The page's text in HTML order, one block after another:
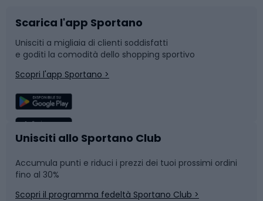
Bushcraft
Corsa
Sport di squadra
Caschi da ciclismo
Skitouring
Slitte e slittini
Snowboard
Camminata nordica
Nuoto
Pattinaggio
Scarica l'app Sportano
Unisciti a migliaia di clienti soddisfatti
e goditi la comodità dello shopping sportivo
Scopri l'app Sportano >
Unisciti allo Sportano Club
Accumula punti e riduci i prezzi dei tuoi prossimi ordini
fino al 30%
Scopri il programma fedeltà Sportano Club >